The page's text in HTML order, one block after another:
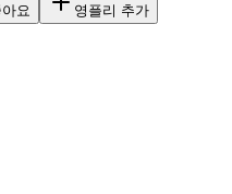
아요 영플리 추가